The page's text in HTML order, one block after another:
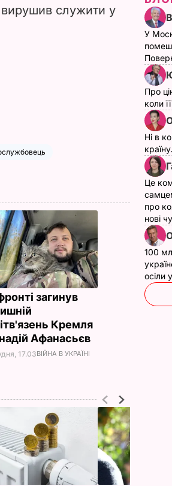
служити у
загинув
Кремля
Афанасьєв
17.03ВІЙНА В УКРАЇНІ
У
Про
коли
Ні в
Це
про
нові
100
осіли